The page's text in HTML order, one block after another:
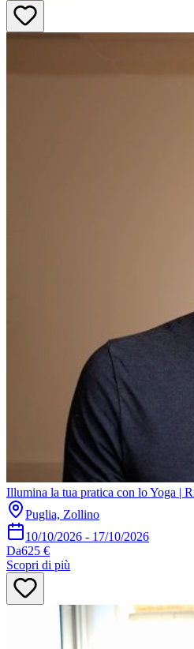
Illumina la tua pratica con lo Yoga |
Puglia, Zollino
10/10/2026 - 17/10/2026
Da625 €
Scopri di più